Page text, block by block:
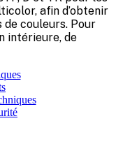
afin d’obtenir
couleurs. Pour
intérieure, de